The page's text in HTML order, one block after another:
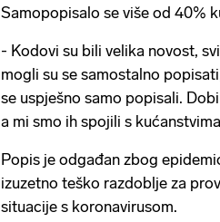
Samopopisalo se više od 40%
- Kodovi su bili velika novost,
mogli su se samostalno
se uspješno samo popisali.
a mi smo ih spojili s
Popis je odgađan zbog
izuzetno teško razdoblje za
situacije s koronavirusom.